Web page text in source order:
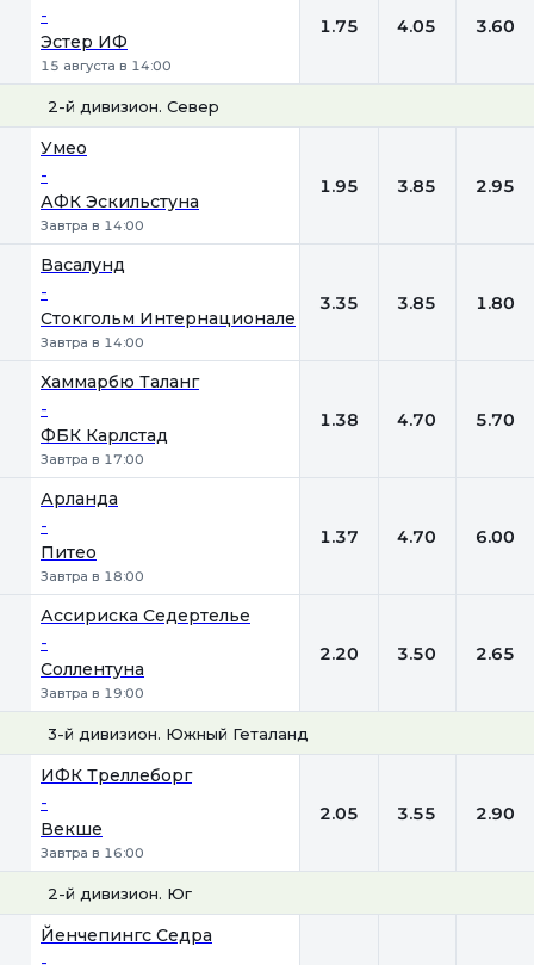
-
Эстер ИФ
15 августа в 14:00
1.75 4.05 3.60
2-й дивизион. Север
Умео
-
АФК Эскильстуна
Завтра в 14:00
1.95 3.85 2.95
Васалунд
-
Стокгольм Интернационале
Завтра в 14:00
3.35 3.85 1.80
Хаммарбю Таланг
-
ФБК Карлстад
Завтра в 17:00
1.38 4.70 5.70
Арланда
-
Питео
Завтра в 18:00
1.37 4.70 6.00
Ассириска Седертелье
-
Соллентуна
Завтра в 19:00
2.20 3.50 2.65
3-й дивизион. Южный Геталанд
ИФК Треллеборг
-
Векше
Завтра в 16:00
2.05 3.55 2.90
2-й дивизион. Юг
Йенчепингс Седра